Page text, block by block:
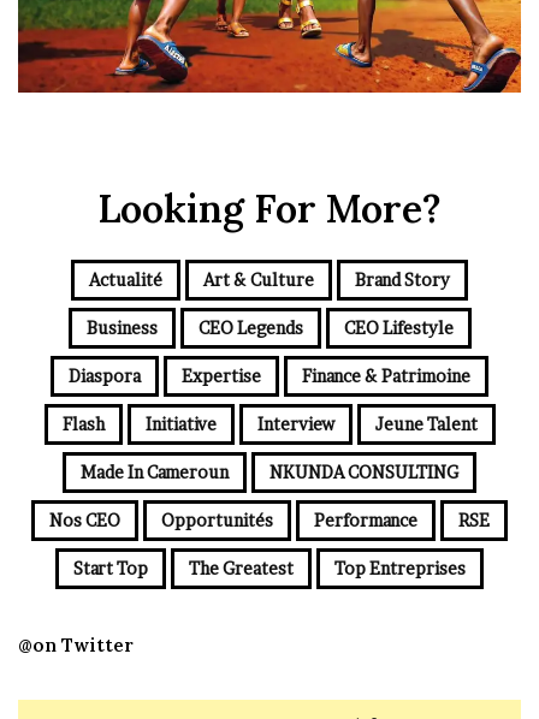
Looking For More?
Actualité Art & Culture Brand Story
Business CEO Legends CEO Lifestyle
Diaspora Expertise Finance & Patrimoine
Flash Initiative Interview Jeune Talent
Made In Cameroun NKUNDA CONSULTING
Nos CEO Opportunités Performance RSE
Start Top The Greatest Top Entreprises
@on Twitter